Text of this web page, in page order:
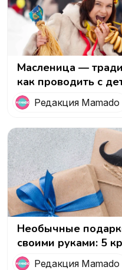
Масленица —
как проводить с
полезноРедакция Mamado
Необычные
своими руками: 5
Редакция Mamado